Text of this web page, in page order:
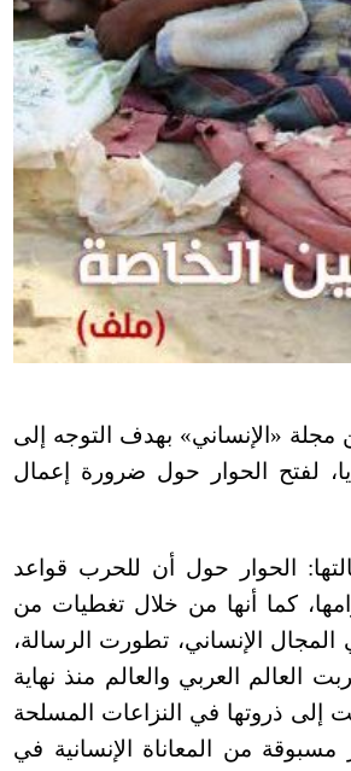
«الإنساني» بهدف التوجه إلى
لفتح الحوار حول ضرورة إعمال
الحوار حول أن للحرب قواعد
كما أنها من خلال تغطيات من
الإنساني، تطورت الرسالة،
العالم العربي والعالم منذ نهاية
إلى ذروتها في النزاعات المسلحة
من المعاناة الإنسانية في